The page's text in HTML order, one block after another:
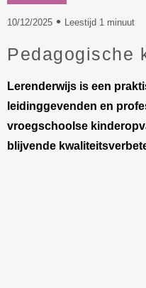
10/12/2025 • Leestijd 1 minuut
Pedagogische
Lerenderwijs is een
leidinggevenden en
vroegschoolse
blijvende